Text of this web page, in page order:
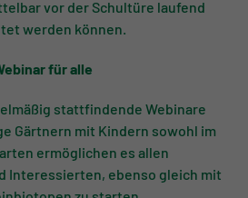
vor der Schultüre laufend
werden können.
für alle
stattfindende Webinare
Gärtnern mit Kindern sowohl im
ermöglichen es allen
Interessierten, ebenso gleich mit